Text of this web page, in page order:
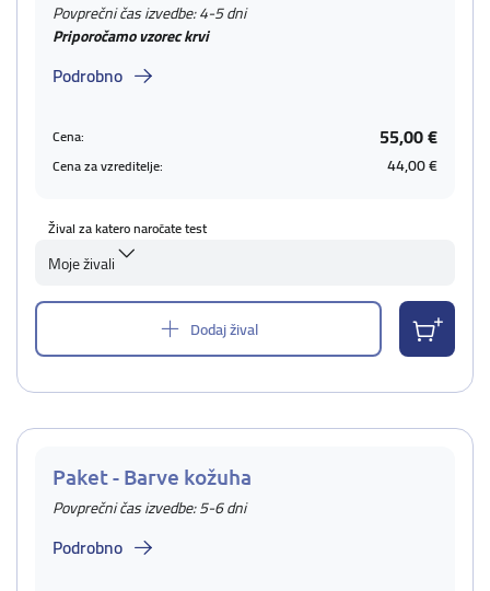
Povprečni čas izvedbe: 4-5 dni
Priporočamo vzorec krvi
Podrobno
Cena: 55,00 €
Cena za vzreditelje: 44,00 €
Žival za katero naročate test
Moje živali
Dodaj žival
Paket - Barve kožuha
Povprečni čas izvedbe: 5-6 dni
Podrobno